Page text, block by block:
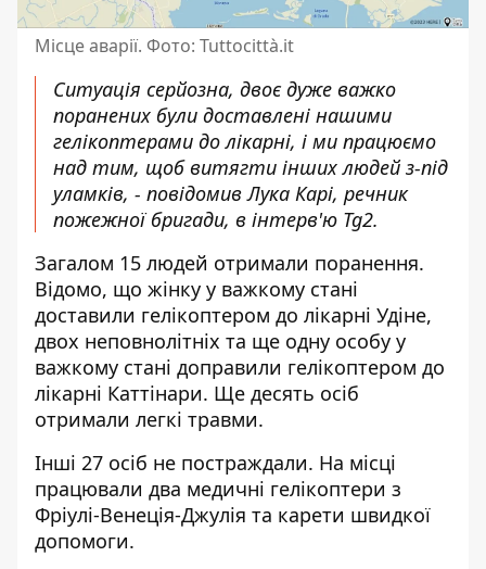
Місце аварії. Фото: Tuttocittà.it
Ситуація серйозна, двоє дуже важко
поранених були доставлені нашими
гелікоптерами до лікарні, і ми працюємо
над тим, щоб витягти інших людей з-під
уламків, - повідомив Лука Карі, речник
пожежної бригади, в інтерв'ю Tg2.
Загалом 15 людей отримали поранення.
Відомо, що жінку у важкому стані
доставили гелікоптером до лікарні Удіне,
двох неповнолітніх та ще одну особу у
важкому стані доправили гелікоптером до
лікарні Каттінари. Ще десять осіб
отримали легкі травми.
Інші 27 осіб не постраждали. На місці
працювали два медичні гелікоптери з
Фріулі-Венеція-Джулія та карети швидкої
допомоги.